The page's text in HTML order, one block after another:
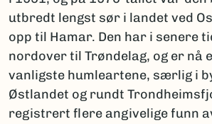
utbredt lengst sør i landet ved
opp til Hamar. Den har i senere
nordover til Trøndelag, og er nå
vanligste humleartene, særlig i
Østlandet og rundt
registrert flere angivelige funn